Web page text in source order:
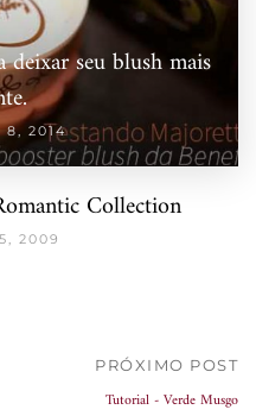
seu blush mais
8, 2014
Collection
2009
PRÓXIMO POST
Tutorial - Verde Musgo